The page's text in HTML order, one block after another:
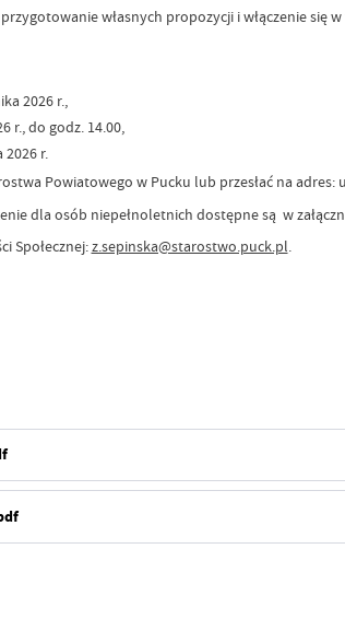
własnych propozycji i włączenie się
2026 r.,
r., do godz. 14.00,
r.
Powiatowego w Pucku lub przesłać na adres:
dla osób niepełnoletnich dostępne są w
Społecznej:z.sepinska@starostwo.puck.pl.